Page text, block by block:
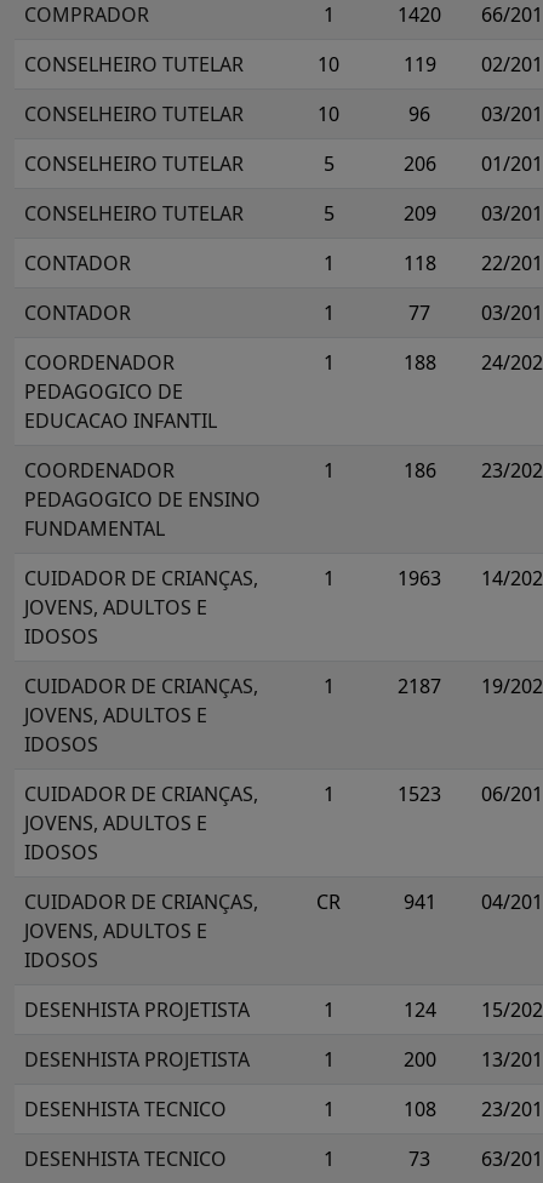
COMPRADOR
1 1420
66/
CONSELHEIRO TUTELAR
10 119
02/
CONSELHEIRO TUTELAR
10 96
03/
CONSELHEIRO TUTELAR
5 206
01/
CONSELHEIRO TUTELAR
5 209
03/
CONTADOR
1 118
22/
CONTADOR
1 77
03/
COORDENADOR
PEDAGOGICO DE
EDUCACAO INFANTIL
1 188 24/
COORDENADOR
PEDAGOGICO DE ENSINO
FUNDAMENTAL
1 186 23/
CUIDADOR DE CRIANÇAS,
JOVENS, ADULTOS E
IDOSOS
1 1963 14/
CUIDADOR DE CRIANÇAS,
JOVENS, ADULTOS E
IDOSOS
1 2187 19/
CUIDADOR DE CRIANÇAS,
JOVENS, ADULTOS E
IDOSOS
1 1523 06/
CUIDADOR DE CRIANÇAS,
JOVENS, ADULTOS E
IDOSOS
CR 941 04/
DESENHISTA PROJETISTA 1 124
15/
DESENHISTA PROJETISTA
1 200
13/
DESENHISTA TECNICO
1 108
23/
DESENHISTA TECNICO
1 73 63/